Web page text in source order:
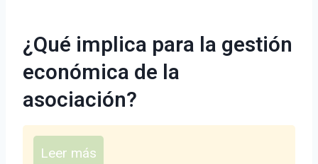
¿Qué implica para la gestión
económica de la
asociación?
Leer más